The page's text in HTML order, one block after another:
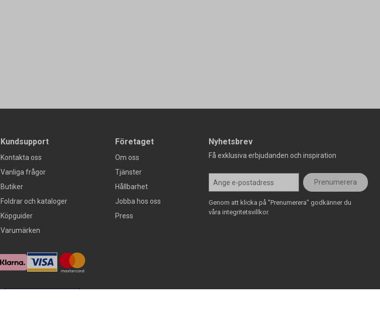
Kundsupport
Kontakta oss
Vanliga frågor
Butiker
Foldrar och kataloger
Köpguider
Varumärken
Företaget
Om oss
Tjänster
Hållbarhet
Jobba hos oss
Press
Nyhetsbrev
Få exklusiva erbjudanden och inspiration
Prenumerera
Genom att klicka på "Prenumerera" godkänner du
våra integritetsvillkor.